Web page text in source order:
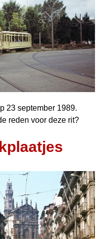
23 september 1989.
reden voor deze rit?